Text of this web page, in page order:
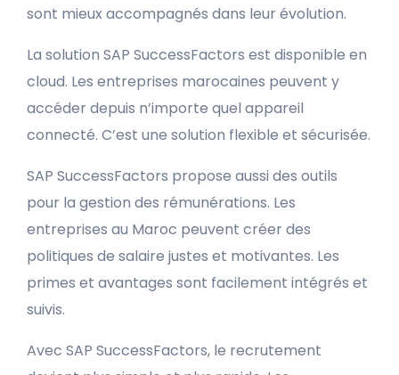
sont mieux accompagnés dans leur évolution.
La solution SAP SuccessFactors est disponible en
cloud. Les entreprises marocaines peuvent y
accéder depuis n’importe quel appareil
connecté. C’est une solution flexible et sécurisée.
SAP SuccessFactors propose aussi des outils
pour la gestion des rémunérations. Les
entreprises au Maroc peuvent créer des
politiques de salaire justes et motivantes. Les
primes et avantages sont facilement intégrés et
suivis.
Avec SAP SuccessFactors, le recrutement